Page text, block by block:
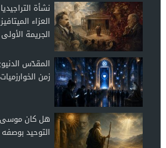
نشأة
العزاء
الجريمة الأولى
المقدّس
زمن
هل كان موسى
التوحيد